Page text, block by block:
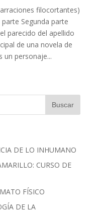
filocortantes)
Segunda parte
parecido del apellido
de una novela de
un personaje...
DE LO INHUMANO
CURSO DE
FÍSICO
DE LA